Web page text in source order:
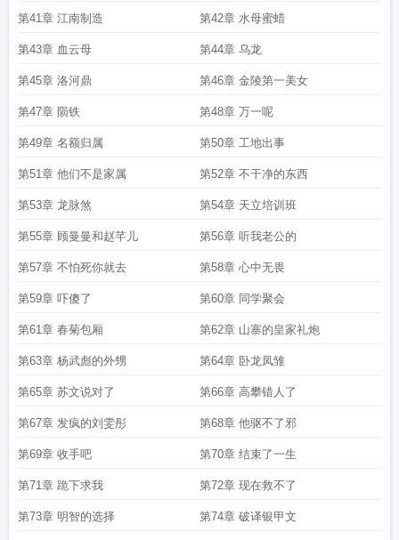
第41章 江南制造 第42章 水母蜜蜡
第43章 血云母 第44章 乌龙
第45章 洛河鼎 第46章 金陵第一美女
第47章 陨铁 第48章 万一呢
第49章 名额归属 第50章 工地出事
第51章 他们不是家属 第52章 不干净的东西
第53章 龙脉煞 第54章 天立培训班
第55章 顾曼曼和赵芊儿 第56章 听我老公的
第57章 不怕死你就去 第58章 心中无畏
第59章 吓傻了 第60章 同学聚会
第61章 春菊包厢 第62章 山寨的皇家礼炮
第63章 杨武彪的外甥 第64章 卧龙凤雏
第65章 苏文说对了 第66章 高攀错人了
第67章 发疯的刘雯彤 第68章 他驱不了邪
第69章 收手吧 第70章 结束了一生
第71章 跪下求我 第72章 现在救不了
第73章 明智的选择 第74章 破译银甲文